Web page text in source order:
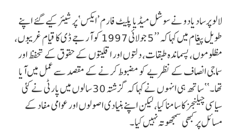
لالو پرساد یادو نے سوشل میڈیا پلیٹ فارم ’ایکس‘ پر شیئر کیے گئے اپنے
طویل پیغام میں کہا کہ ’’5 جولائی 1997 کو آر جے ڈی کا قیام غریبوں،
مظلوموں، پسماندہ طبقات، دلتوں اور اقلیتوں کے حقوق کے تحفظ اور
سماجی انصاف کے نظریے کو مضبوط کرنے کے مقصد سے عمل میں آیا
تھا۔‘‘ ساتھ ہی انہوں نے کہا کہ گزشتہ 30 سالوں میں پارٹی نے کئی
سیاسی چیلنجز کا سامنا کیا، لیکن اپنے بنیادی اصولوں اور عوامی مفاد کے
مسائل پر کبھی سمجھوتہ نہیں کیا۔